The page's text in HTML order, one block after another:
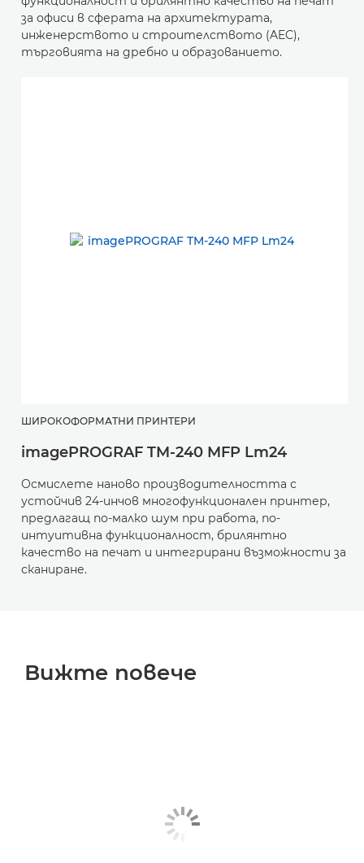
за офиси в сферата на архитектурата,
инженерството и строителството (AEC),
търговията на дребно и образованието.
ШИРОКОФОРМАТНИ ПРИНТЕРИ
imagePROGRAF TM-240 MFP Lm24
Осмислете наново производителността с
устойчив 24-инчов многофункционален принтер,
предлагащ по-малко шум при работа, по-
интуитивна функционалност, брилянтно
качество на печат и интегрирани възможности за
сканиране.
Вижте повече